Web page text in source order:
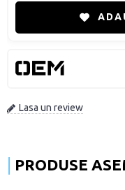
Lasa un review
PRODUSE